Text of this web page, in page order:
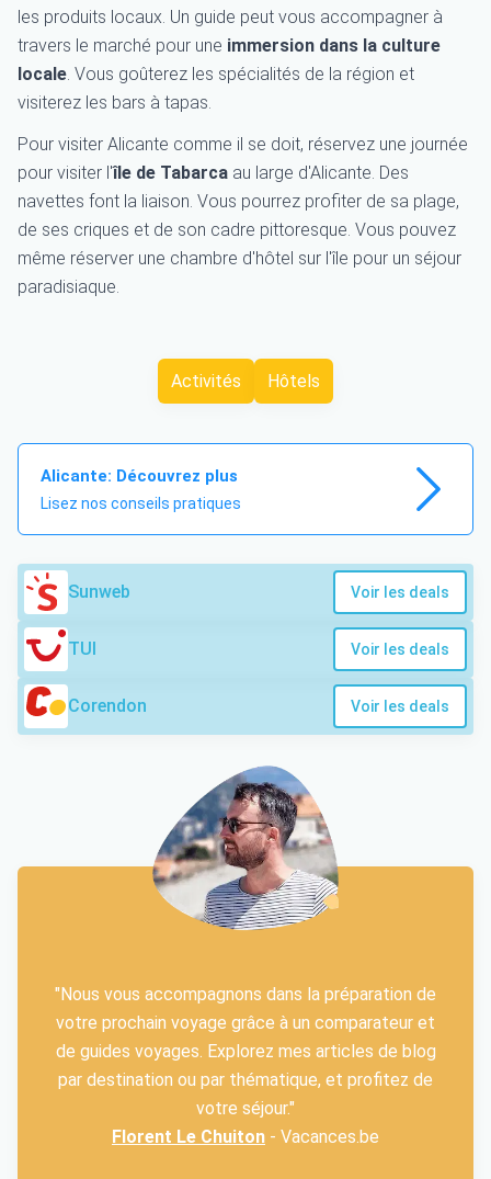
les produits locaux. Un guide peut vous accompagner à
travers le marché pour une immersion dans la culture
locale . Vous goûterez les spécialités de la région et
visiterez les bars à tapas.
Pour visiter Alicante comme il se doit, réservez une journée
pour visiter l'île de Tabarca au large d'Alicante. Des
navettes font la liaison. Vous pourrez profiter de sa plage,
de ses criques et de son cadre pittoresque. Vous pouvez
même réserver une chambre d'hôtel sur l'île pour un séjour
paradisiaque.
Activités Hôtels
Alicante: Découvrez plus
Lisez nos conseils pratiques
Sunweb Voir les deals
TUI Voir les deals
Corendon Voir les deals
"Nous vous accompagnons dans la préparation de
votre prochain voyage grâce à un comparateur et
de guides voyages. Explorez mes articles de blog
par destination ou par thématique, et profitez de
votre séjour."
Florent Le Chuiton - Vacances.be